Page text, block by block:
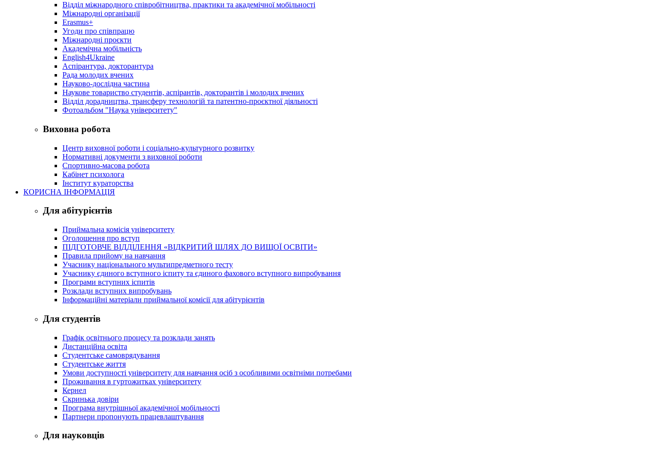
Відділ міжнародного співробітництва, практики та академічної мобільності
Міжнародні організації
Erasmus+
Угоди про співпрацю
Міжнародні проєкти
Академічна мобільність
English4Ukraine
Аспірантура, докторантура
Рада молодих вчених
Науково-дослідна частина
Наукове товариство студентів, аспірантів, докторантів і молодих вчених
Відділ дорадництва, трансферу технологій та патентно-проєктної діяльності
Фотоальбом "Наука університету"
Виховна робота
Центр виховної роботи і соціально-культурного розвитку
Нормативні документи з виховної роботи
Спортивно-масова робота
Кабінет психолога
Інститут кураторства
КОРИСНА ІНФОРМАЦІЯ
Для абітурієнтів
Приймальна комісія університету
Оголошення про вступ
ПІДГОТОВЧЕ ВІДДІЛЕННЯ «ВІДКРИТИЙ ШЛЯХ ДО ВИЩОЇ ОСВІТИ»
Правила прийому на навчання
Учаснику національного мультипредметного тесту
Учаснику єдиного вступного іспиту та єдиного фахового вступного випробування
Програми вступних іспитів
Розклади вступних випробувань
Інформаційні матеріали приймальної комісії для абітурієнтів
Для студентів
Графік освітнього процесу та розклади занять
Дистанційна освіта
Студентське самоврядування
Студентське життя
Умови доступності університету для навчання осіб з особливими освітніми потребами
Проживання в гуртожитках університету
Кернел
Скринька довіри
Програма внутрішньої академічної мобільності
Партнери пропонують працевлаштування
Для науковців